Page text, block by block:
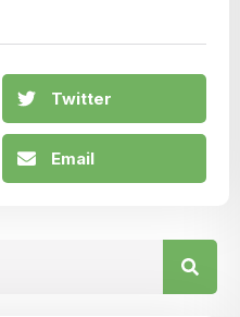
Twitter
Email